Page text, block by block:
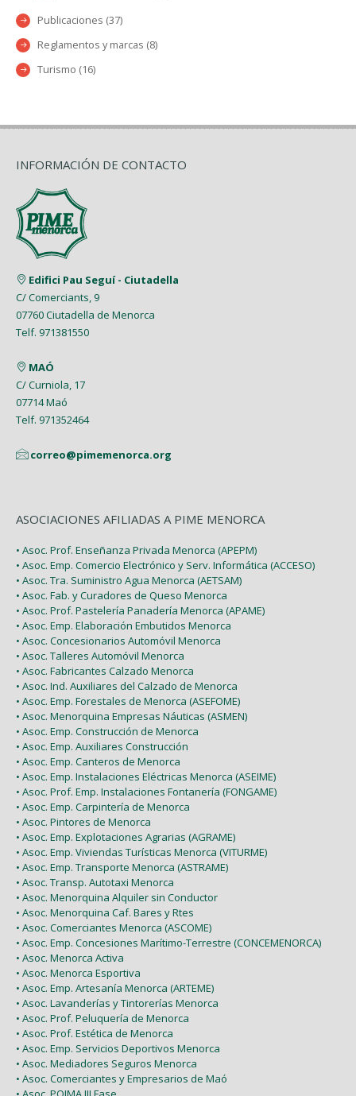
Publicaciones (37)
Reglamentos y marcas (8)
Turismo (16)
INFORMACIÓN DE CONTACTO
Edifici Pau Seguí - Ciutadella
C/ Comerciants, 9
07760 Ciutadella de Menorca
Telf. 971381550
MAÓ
C/ Curniola, 17
07714 Maó
Telf. 971352464
correo@pimemenorca.org
ASOCIACIONES AFILIADAS A PIME MENORCA
• Asoc. Prof. Enseñanza Privada Menorca (APEPM)
• Asoc. Emp. Comercio Electrónico y Serv. Informática (ACCESO)
• Asoc. Tra. Suministro Agua Menorca (AETSAM)
• Asoc. Fab. y Curadores de Queso Menorca
• Asoc. Prof. Pastelería Panadería Menorca (APAME)
• Asoc. Emp. Elaboración Embutidos Menorca
• Asoc. Concesionarios Automóvil Menorca
• Asoc. Talleres Automóvil Menorca
• Asoc. Fabricantes Calzado Menorca
• Asoc. Ind. Auxiliares del Calzado de Menorca
• Asoc. Emp. Forestales de Menorca (ASEFOME)
• Asoc. Menorquina Empresas Náuticas (ASMEN)
• Asoc. Emp. Construcción de Menorca
• Asoc. Emp. Auxiliares Construcción
• Asoc. Emp. Canteros de Menorca
• Asoc. Emp. Instalaciones Eléctricas Menorca (ASEIME)
• Asoc. Prof. Emp. Instalaciones Fontanería (FONGAME)
• Asoc. Emp. Carpintería de Menorca
• Asoc. Pintores de Menorca
• Asoc. Emp. Explotaciones Agrarias (AGRAME)
• Asoc. Emp. Viviendas Turísticas Menorca (VITURME)
• Asoc. Emp. Transporte Menorca (ASTRAME)
• Asoc. Transp. Autotaxi Menorca
• Asoc. Menorquina Alquiler sin Conductor
• Asoc. Menorquina Caf. Bares y Rtes
• Asoc. Comerciantes Menorca (ASCOME)
• Asoc. Emp. Concesiones Marítimo-Terrestre (CONCEMENORCA)
• Asoc. Menorca Activa
• Asoc. Menorca Esportiva
• Asoc. Emp. Artesanía Menorca (ARTEME)
• Asoc. Lavanderías y Tintorerías Menorca
• Asoc. Prof. Peluquería de Menorca
• Asoc. Prof. Estética de Menorca
• Asoc. Emp. Servicios Deportivos Menorca
• Asoc. Mediadores Seguros Menorca
• Asoc. Comerciantes y Empresarios de Maó